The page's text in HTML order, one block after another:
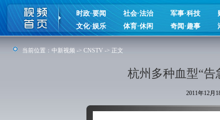
时政·要闻 社会·法治 军事·科技
文化·娱乐
体育·休闲 奇闻·趣事
当前位置： 中新视频 -> CNSTV -> 正文
杭州多种血型“告
2011年12月